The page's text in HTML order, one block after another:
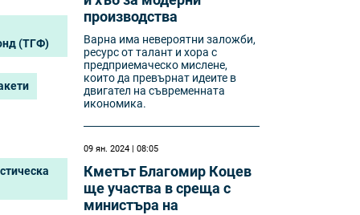
(ТГФ)
производства
Варна има невероятни заложби,
ресурс от талант и хора с
предприемаческо мислене,
които да превърнат идеите в
двигател на съвременната
икономика.
09 ян. 2024 | 08:05
Кметът Благомир Коцев
ще участва в среща с
министъра на